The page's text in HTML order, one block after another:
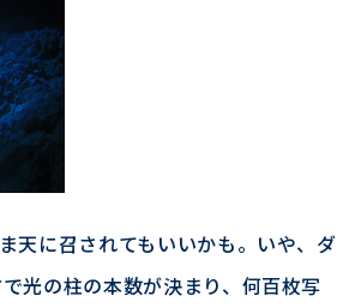
天に召されてもいいかも。いや、ダ
光の柱の本数が決まり、何百枚写